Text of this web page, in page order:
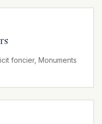
foncier, Monuments